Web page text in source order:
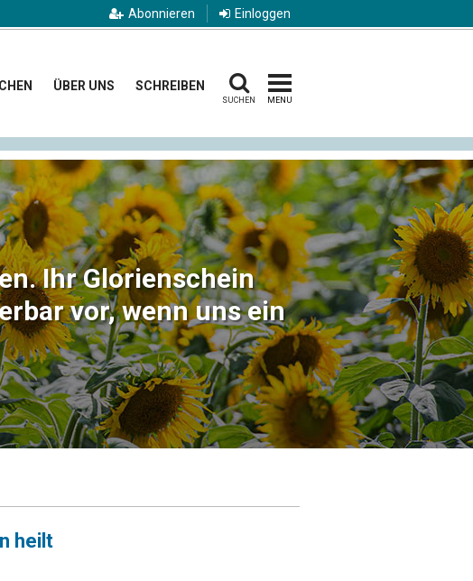
Abonnieren Einloggen
ÜBER UNS SCHREIBEN
SUCHEN MENU
Ihr Glorienschein
vor, wenn uns ein
heilt